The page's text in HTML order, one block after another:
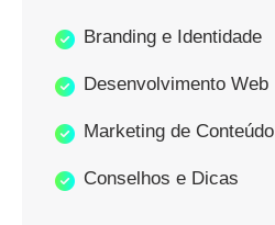
Branding e Identidade
Desenvolvimento Web
Marketing de Conteúdo
Conselhos e Dicas